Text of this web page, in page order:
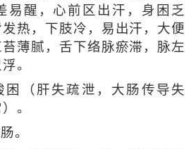
易醒，心前区出汗，身困乏
热，下肢冷，易出汗，大便
薄腻，舌下络脉瘀滞，脉左
。
困（肝失疏泄，大肠传导失
。
。